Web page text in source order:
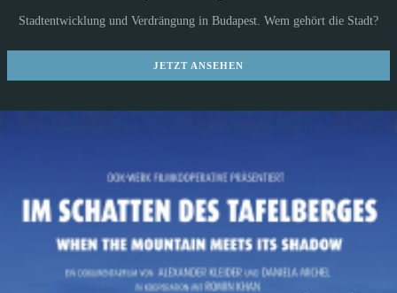
Stadtentwicklung und Verdrängung in Budapest. Wem gehört die Stadt?
JETZT ANSEHEN